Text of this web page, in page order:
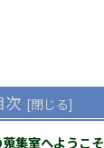
次
集室へようこそ